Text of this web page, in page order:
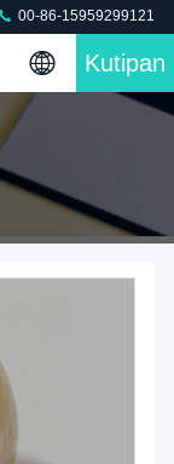
00-86-15959299121
Kutipan